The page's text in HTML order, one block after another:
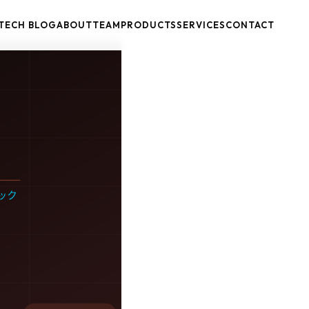
BLOGABOUTTEAMPRODUCTSSERVICESCONTACT